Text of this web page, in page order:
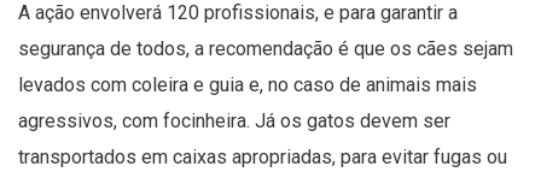
A ação envolverá 120 profissionais, e para garantir a
segurança de todos, a recomendação é que os cães sejam
levados com coleira e guia e, no caso de animais mais
agressivos, com focinheira. Já os gatos devem ser
transportados em caixas apropriadas, para evitar fugas ou